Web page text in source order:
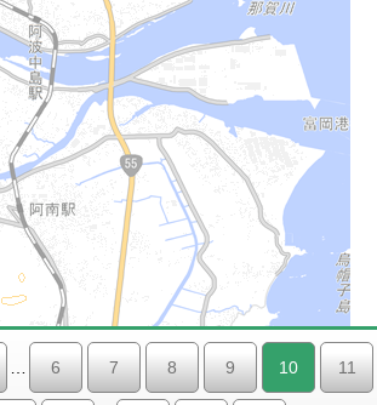
6 7 8 9 10 11